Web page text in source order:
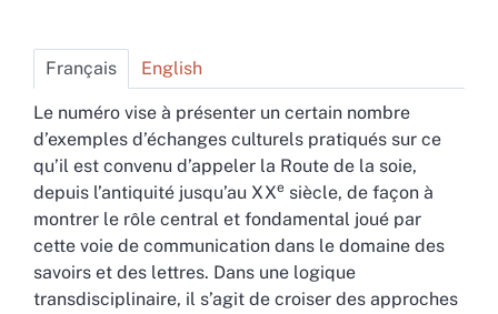
Français English
Le numéro vise à présenter un certain nombre
d’exemples d’échanges culturels pratiqués sur ce
qu’il est convenu d’appeler la Route de la soie,
depuis l’antiquité jusqu’au XXe siècle, de façon à
montrer le rôle central et fondamental joué par
cette voie de communication dans le domaine des
savoirs et des lettres. Dans une logique
transdisciplinaire, il s’agit de croiser des approches